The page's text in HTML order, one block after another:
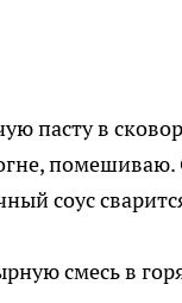
пасту в
соус
смесь в